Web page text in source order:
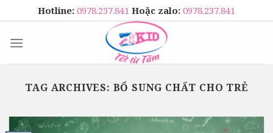
to
content
Hotline: 0978.237.841 Hoặc zalo: 0978.237.841
TAG ARCHIVES: BỔ SUNG CHẤT CHO TRẺ